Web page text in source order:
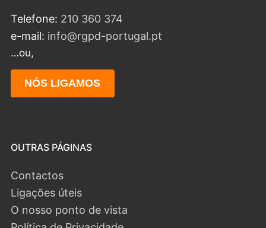
Telefone: 210 360 374
e-mail: info@rgpd-portugal.pt
…ou,
NÓS LIGAMOS
OUTRAS PÁGINAS
Contactos
Ligações úteis
O nosso ponto de vista